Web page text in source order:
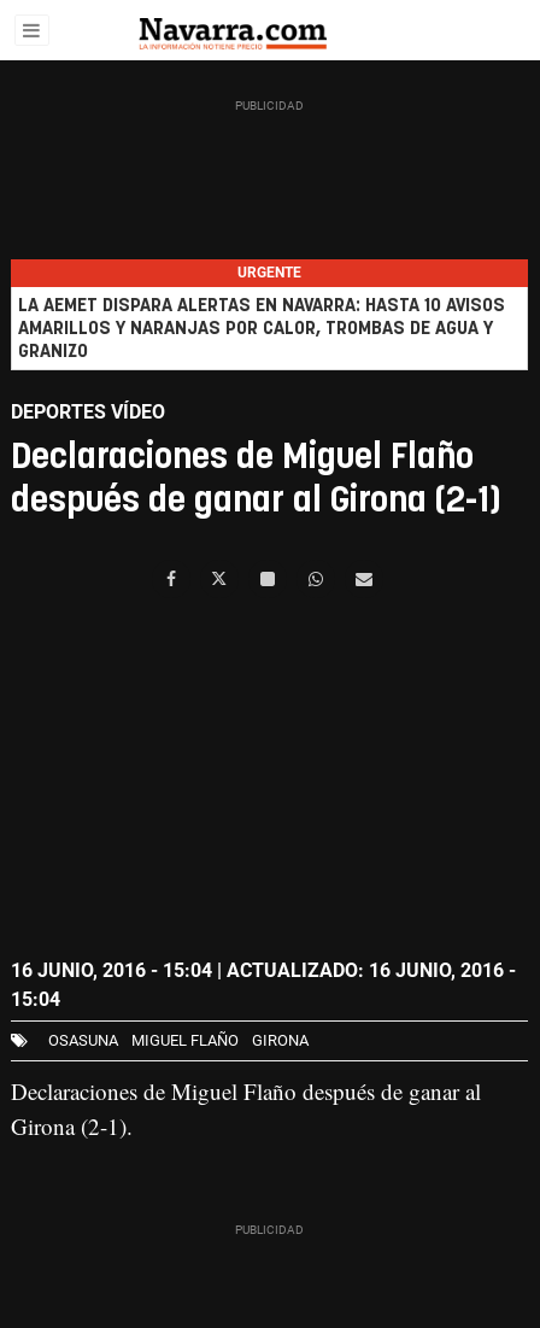
URGENTE
LA AEMET DISPARA ALERTAS EN NAVARRA: HASTA 10 AVISOS
AMARILLOS Y NARANJAS POR CALOR, TROMBAS DE AGUA Y
GRANIZO
DEPORTES VÍDEO
Declaraciones de Miguel Flaño
después de ganar al Girona (2-1)
16 JUNIO, 2016 - 15:04 | ACTUALIZADO: 16 JUNIO, 2016 -
15:04
OSASUNA MIGUEL FLAÑO GIRONA
Declaraciones de Miguel Flaño después de ganar al
Girona (2-1).